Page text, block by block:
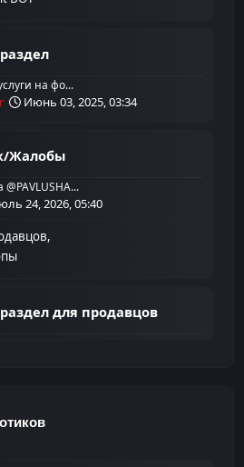
на фо...
Июнь 03, 2025, 03:34
Жалобы
24, 2026, 05:40
для продавцов